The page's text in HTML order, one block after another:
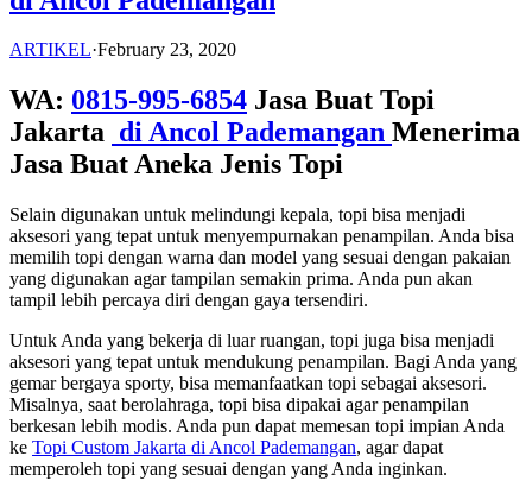
ARTIKEL·February 23, 2020
WA: 0815-995-6854 Jasa Buat Topi
Jakarta di Ancol Pademangan Menerima
Jasa Buat Aneka Jenis Topi
Selain digunakan untuk melindungi kepala, topi bisa menjadi
aksesori yang tepat untuk menyempurnakan penampilan. Anda bisa
memilih topi dengan warna dan model yang sesuai dengan pakaian
yang digunakan agar tampilan semakin prima. Anda pun akan
tampil lebih percaya diri dengan gaya tersendiri.
Untuk Anda yang bekerja di luar ruangan, topi juga bisa menjadi
aksesori yang tepat untuk mendukung penampilan. Bagi Anda yang
gemar bergaya sporty, bisa memanfaatkan topi sebagai aksesori.
Misalnya, saat berolahraga, topi bisa dipakai agar penampilan
berkesan lebih modis. Anda pun dapat memesan topi impian Anda
ke Topi Custom Jakarta di Ancol Pademangan, agar dapat
memperoleh topi yang sesuai dengan yang Anda inginkan.